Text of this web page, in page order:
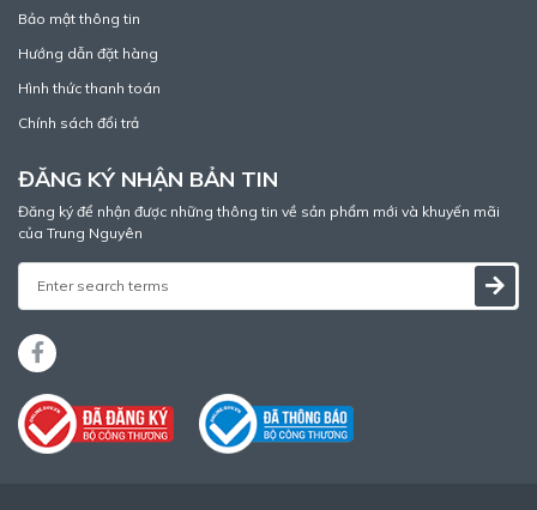
Bảo mật thông tin
Hướng dẫn đặt hàng
Hình thức thanh toán
Chính sách đổi trả
ĐĂNG KÝ NHẬN BẢN TIN
Đăng ký để nhận được những thông tin về sản phẩm mới và khuyến mãi
của Trung Nguyên